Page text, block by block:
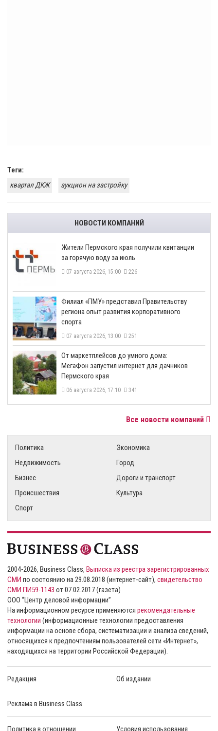
Теги:
квартал ДКЖ
аукцион на застройку
НОВОСТИ КОМПАНИЙ
​Жители Пермского края получили квитанции
за горячую воду за июль
07 августа 2026, 15:00 226
​Филиал «ПМУ» представил Правительству
региона опыт развития корпоративного
спорта
07 августа 2026, 13:00 251
От маркетплейсов до умного дома:
МегаФон запустил интернет для дачников
Пермского края
06 августа 2026, 17:10 341
Все новости компаний
Политика
Экономика
Недвижимость
Город
Бизнес
Дороги и транспорт
Происшествия
Культура
Спорт
2004-2026, Business Class, Выписка из реестра зарегистрированных
СМИ по состоянию на 29.08.2018 (интернет-сайт), свидетельство
СМИ ПИ59-1143 от 07.02.2017 (газета)
ООО “Центр деловой информации”
На информационном ресурсе применяются рекомендательные
технологии (информационные технологии предоставления
информации на основе сбора, систематизации и анализа сведений,
относящихся к предпочтениям пользователей сети «Интернет»,
находящихся на территории Российской Федерации).
Редакция Об издании
Реклама в Business Class
Политика в отношении Условия использования